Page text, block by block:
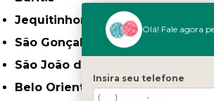
Jequitinhonha
São Gonçalo do Sapucaí
São João da Ponte
Belo Oriente
Olá! Fale agora
Insira seu telefone